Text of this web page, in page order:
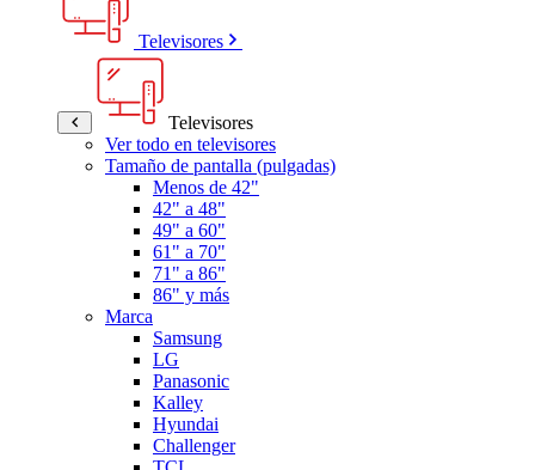
Televisores
Televisores
Ver todo en televisores
Tamaño de pantalla (pulgadas)
Menos de 42"
42" a 48"
49" a 60"
61" a 70"
71" a 86"
86" y más
Marca
Samsung
LG
Panasonic
Kalley
Hyundai
Challenger